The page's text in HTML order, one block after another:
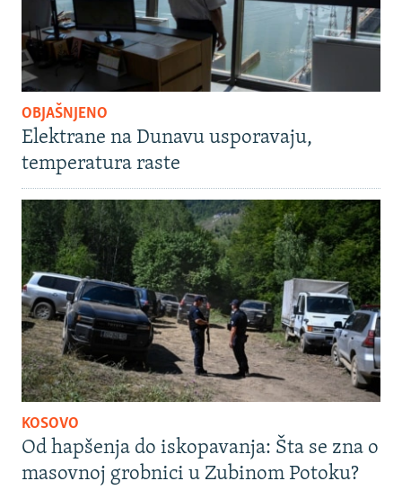
OBJAŠNJENO
Elektrane na Dunavu usporavaju,
temperatura raste
KOSOVO
Od hapšenja do iskopavanja: Šta se zna o
masovnoj grobnici u Zubinom Potoku?